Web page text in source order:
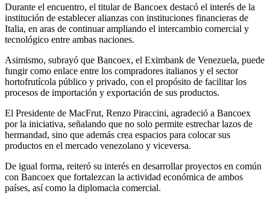
Durante el encuentro, el titular de Bancoex destacó el interés de la
institución de establecer alianzas con instituciones financieras de
Italia, en aras de continuar ampliando el intercambio comercial y
tecnológico entre ambas naciones.
Asimismo, subrayó que Bancoex, el Eximbank de Venezuela, puede
fungir como enlace entre los compradores italianos y el sector
hortofrutícola público y privado, con el propósito de facilitar los
procesos de importación y exportación de sus productos.
El Presidente de MacFrut, Renzo Piraccini, agradeció a Bancoex
por la iniciativa, señalando que no solo permite estrechar lazos de
hermandad, sino que además crea espacios para colocar sus
productos en el mercado venezolano y viceversa.
De igual forma, reiteró su interés en desarrollar proyectos en común
con Bancoex que fortalezcan la actividad económica de ambos
países, así como la diplomacia comercial.